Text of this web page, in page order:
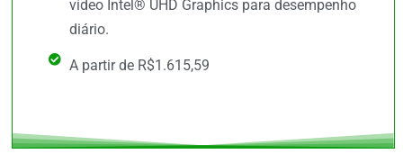
vídeo Intel® UHD Graphics para desempenho
diário.
A partir de R$1.615,59